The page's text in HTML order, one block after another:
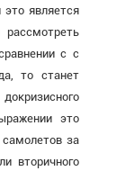
является
с с
то станет
это
самолетов за
вторичного